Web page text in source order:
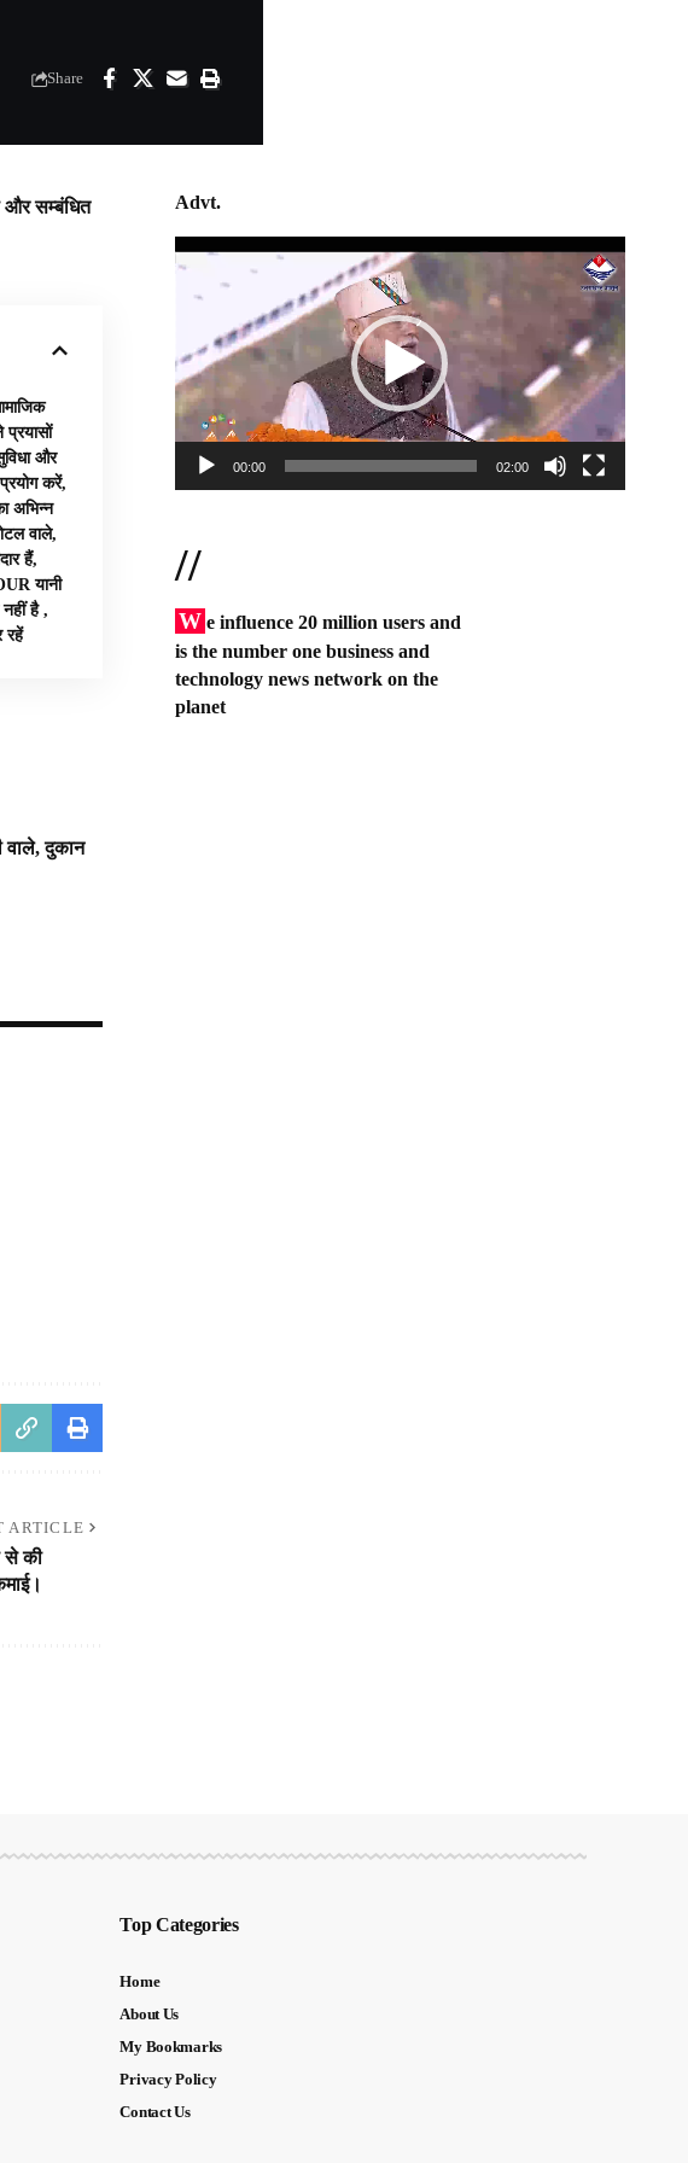
Share
और सम्बंधित
प्रयासों
और
करें,
अभिन्न
वाले,
हैं,
यानी
है ,
रहें
वाले, दुकान
ARTICLE
से की
Advt.
Video
00:00 02:00
//
W e influence 20 million users and
is the number one business and
technology news network on the
planet
Top Categories
Home
About Us
My Bookmarks
Privacy Policy
Contact Us